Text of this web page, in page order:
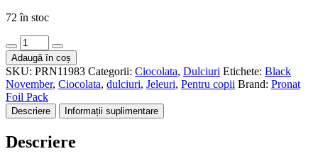
72 în stoc
Cantitate
Nuci
caju
bio
glazurate
in
ciocolata
lapte
Adaugă în coș
SKU: PRN11983 Categorii: Ciocolata, Dulciuri Etichete: Black
November, Ciocolata, dulciuri, Jeleuri, Pentru copii Brand: Pronat
Foil Pack
Descriere Informații suplimentare
Descriere